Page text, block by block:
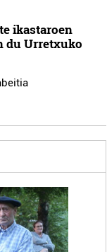
ikastaroen
du Urretxuko